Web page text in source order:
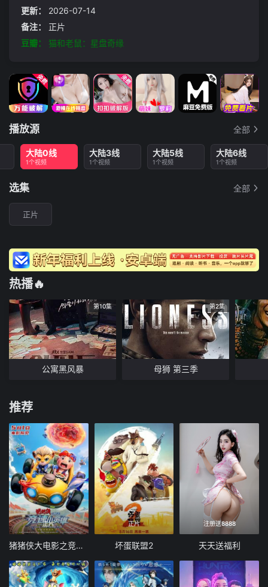
更新：
2026-07-14
备注：
正片
豆瓣：
猫和老鼠：星盘奇缘
播放源 全部
大陆0线
1个视频
大陆3线
1个视频
大陆5线
1个视频
大陆6线
1个视频
选集 全部
正片
热播🔥
第10集
公寓黑风暴
第2集
母狮 第三季
推荐
正片
猪猪侠大电影之竞速小英雄
正片
坏蛋联盟2
注册送8888
天天送福利